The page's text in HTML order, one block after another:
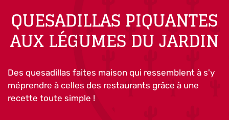
QUESADILLAS PIQUANTES
AUX LÉGUMES DU JARDIN
Des quesadillas faites maison qui ressemblent à s'y
méprendre à celles des restaurants grâce à une
recette toute simple !